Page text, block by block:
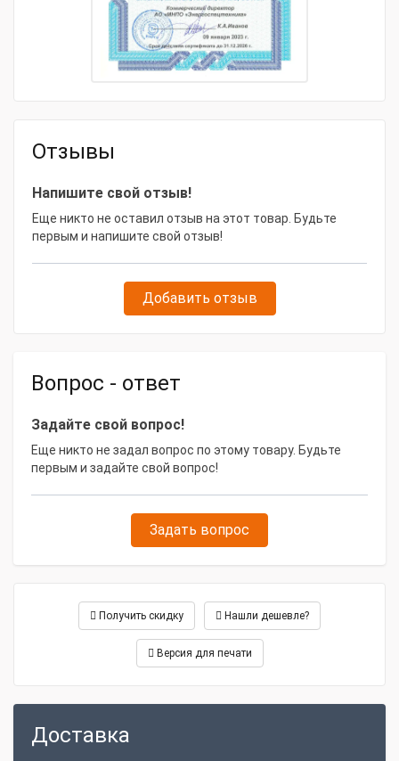
Модель товара SUBARU DY27-2D
Габаритные размеры и вес
Отзывы
Напишите свой отзыв!
Еще никто не оставил отзыв на этот товар. Будьте
первым и напишите свой отзыв!
Добавить отзыв
Вопрос - ответ
Задайте свой вопрос!
Еще никто не задал вопрос по этому товару. Будьте
первым и задайте свой вопрос!
Задать вопрос
Получить скидку Нашли дешевле?
Версия для печати
Доставка